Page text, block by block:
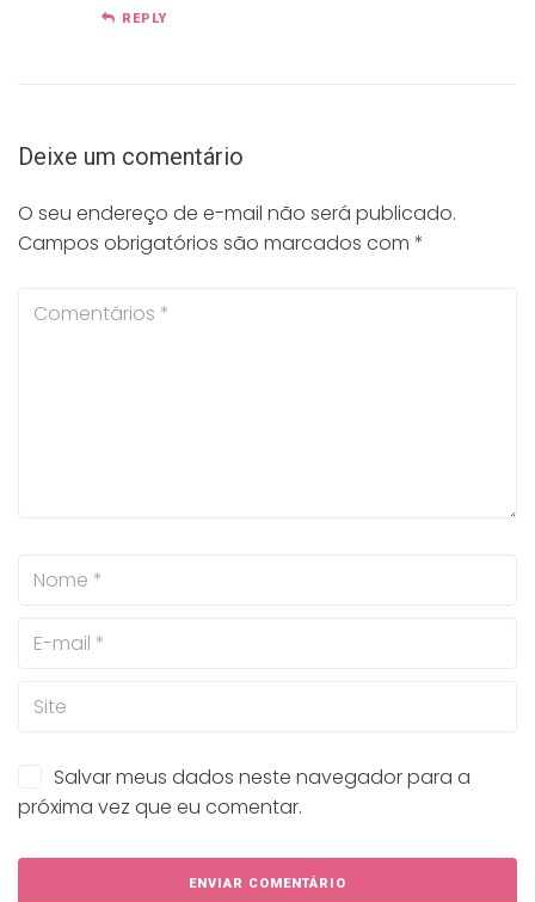
REPLY
Deixe um comentário
O seu endereço de e-mail não será publicado.
Campos obrigatórios são marcados com *
Salvar meus dados neste navegador para a
próxima vez que eu comentar.